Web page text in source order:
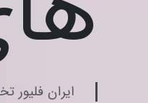
ایران